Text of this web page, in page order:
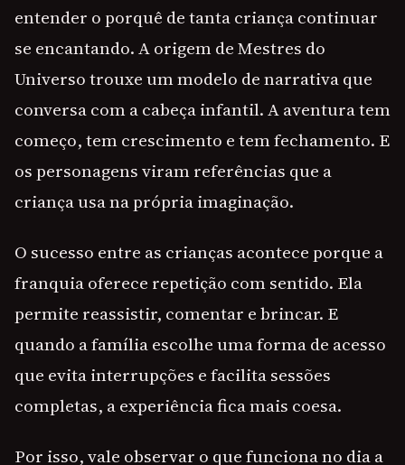
entender o porquê de tanta criança continuar
se encantando. A origem de Mestres do
Universo trouxe um modelo de narrativa que
conversa com a cabeça infantil. A aventura tem
começo, tem crescimento e tem fechamento. E
os personagens viram referências que a
criança usa na própria imaginação.
O sucesso entre as crianças acontece porque a
franquia oferece repetição com sentido. Ela
permite reassistir, comentar e brincar. E
quando a família escolhe uma forma de acesso
que evita interrupções e facilita sessões
completas, a experiência fica mais coesa.
Por isso, vale observar o que funciona no dia a